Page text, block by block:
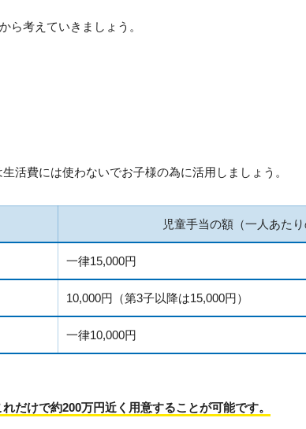
ら考えていきましょう。
活費には使わないでお子様の為に活用しましょう。
児童手当の額（一人あた
一律15,000円
10,000円（第3子以降は15,000円）
一律10,000円
だけで約200万円近く用意することが可能です。